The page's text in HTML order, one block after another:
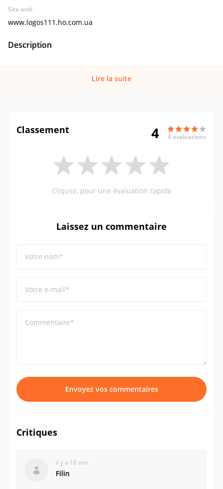
Site web
www.logos111.ho.com.ua
Description
Lire la suite
Classement 4 4 évaluations
Cliquez, pour une évaluation rapide
Laissez un commentaire
Votre nom*
Votre e-mail*
Commentaire*
Envoyez vos commentaires
Critiques
il y a 18 ans
Filin